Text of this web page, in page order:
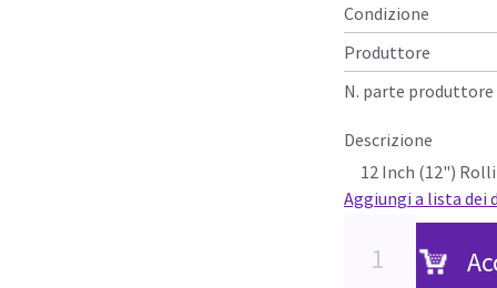
Condizione
Produttore
N. parte produttore
Descrizione
12 Inch (12")
Aggiungi a lista dei